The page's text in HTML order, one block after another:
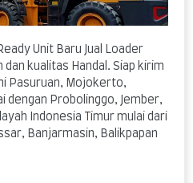
Unit Baru Jual Loader
dan kualitas Handal. Siap kirim
Pasuruan, Mojokerto,
dengan Probolinggo, Jember,
Indonesia Timur mulai dari
Banjarmasin, Balikpapan